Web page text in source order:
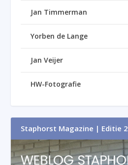
Jan Timmerman
Yorben de Lange
Jan Veijer
HW-Fotografie
Staphorst Magazine | Editie 2